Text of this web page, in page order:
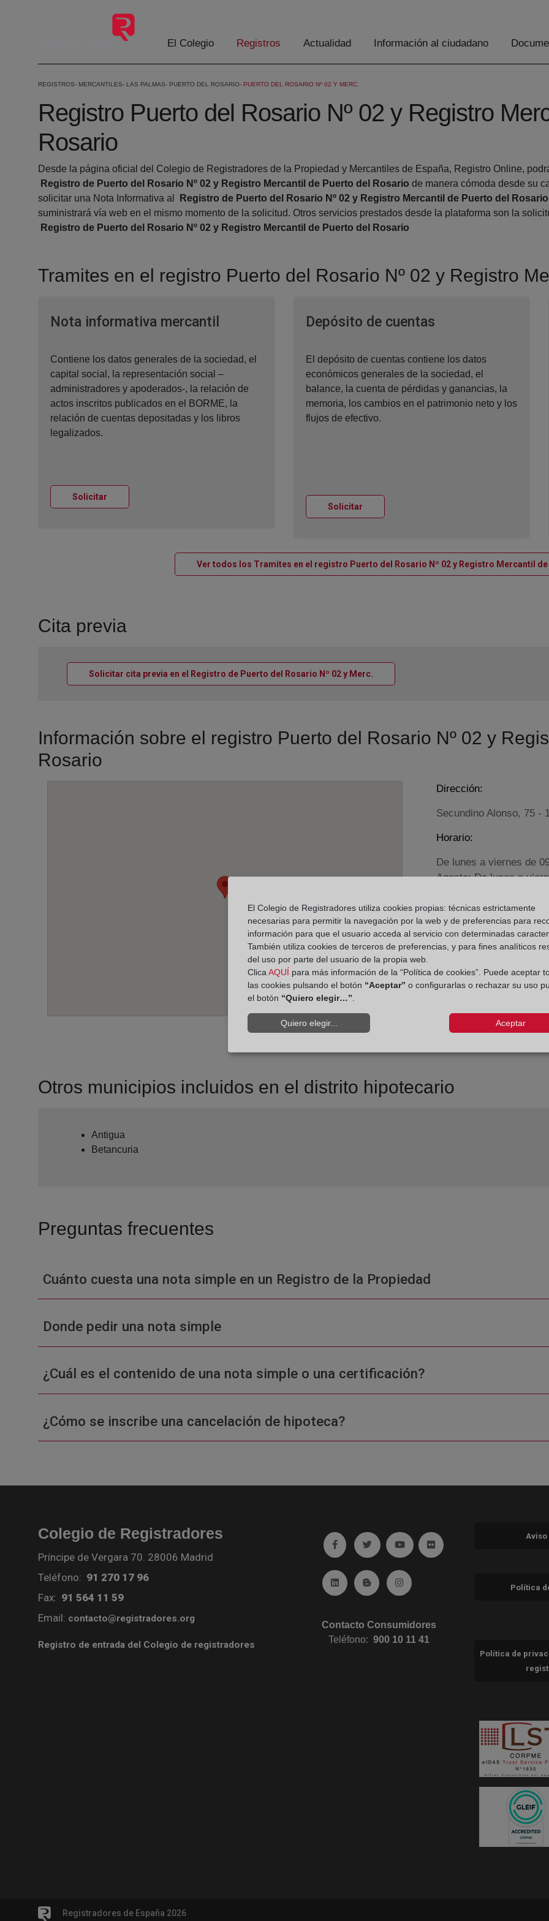
Saltar al contenido principal
El Colegio Registros Actualidad Información al ciudadano
REGISTROS MERCANTILES LAS PALMAS PUERTO DEL ROSARIO PUERTO DEL ROSARIO Nº 02 Y MERC.
Registro Puerto del Rosario Nº 02 y Registro
Rosario
Desde la página oficial del Colegio de Registradores de la Propiedad y Mercantiles de España, Registro Online,
Registro de Puerto del Rosario Nº 02 y Registro Mercantil de Puerto del Rosario de manera cómoda desde su
solicitar una Nota Informativa al
Registro de Puerto del Rosario Nº 02 y Registro Mercantil de Puerto del Rosario
suministrará vía web en el mismo momento de la solicitud. Otros servicios prestados desde la plataforma son la
Registro de Puerto del Rosario Nº 02 y Registro Mercantil de Puerto del Rosario
Tramites en el registro Puerto del Rosario Nº 02 y Registro
Nota informativa mercantil Ventana nueva
Contiene los datos generales de la sociedad, el
capital social, la representación social –
administradores y apoderados-, la relación de
actos inscritos publicados en el BORME, la
relación de cuentas depositadas y los libros
legalizados.
Solicitar
Depósito de cuentasVentana nueva
El depósito de cuentas contiene los datos
económicos generales de la sociedad, el
balance, la cuenta de pérdidas y ganancias, la
memoria, los cambios en el patrimonio neto y los
flujos de efectivo.
SolicitarVentana nueva
Ver todos los Tramites en el registro Puerto del Rosario Nº 02 y Registro Mercantil
Cita previa
Solicitar cita previa en el Registro de Puerto del Rosario Nº 02 y Merc.
Información sobre el registro Puerto del Rosario Nº 02 y
Rosario
Dirección:
Secundino Alonso, 75 -
Horario:
De lunes a viernes de
Agosto: De lunes a
Los días 24 y 31 de
Datos de contacto:
(928) 85 55 24
Datos del Registrador:
Fernando
Delegado de Protección
Otros municipios incluidos en el distrito hipotecario
Antigua
Betancuria
Preguntas frecuentes
Cuánto cuesta una nota simple en un Registro de la Propiedad
Donde pedir una nota simple
¿Cuál es el contenido de una nota simple o una certificación?
¿Cómo se inscribe una cancelación de hipoteca?
Colegio de Registradores
Príncipe de Vergara 70. 28006 Madrid
Teléfono: 91 270 17 96
Fax: 91 564 11 59
Email: contacto@registradores.org
Registro de entrada del Colegio de registradores
Ir a facebook (abre en ventana nueva)
Ir a twitter (abre en ventana nueva)
Ir a YouTube (abre en ventana nueva)
Ir a Flickr (abre en ventana
Ir a Linkedin (abre en ventana nueva)
Ir al Blog (abre en ventana nueva)
Ir a Instagram (abre en ventana
Contacto Consumidores
Teléfono:900 10 11 41
Aviso
Política
Política de
Registradores de España 2026
El Colegio de Registradores utiliza cookies propias: técnicas estrictamente
necesarias para permitir la navegación por la web y de preferencias para
información para que el usuario acceda al servicio con determinadas
También utiliza cookies de terceros de preferencias, y para fines analíticos
del uso por parte del usuario de la propia web.
ClicaAQUÍ para más información de la “Política de cookies”. Puede aceptar
las cookies pulsando el botón “Aceptar” o configurarlas o rechazar su uso
el botón “Quiero elegir…”.
Quiero elegir... Aceptar